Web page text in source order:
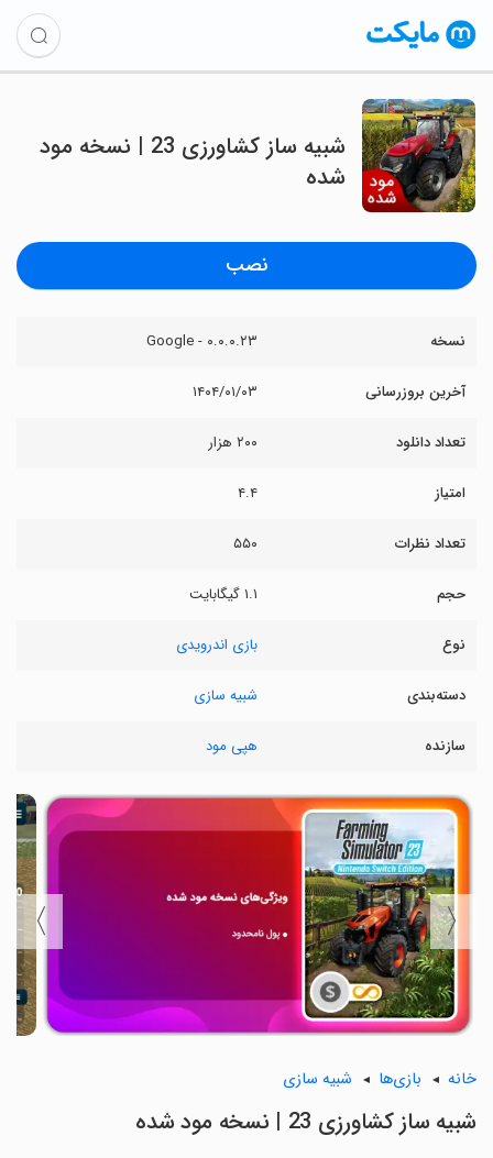
شبیه ساز کشاورزی 23 | نسخه مود
شده
نصب
نسخه ۰.۰.۰.۲۳ - Google
آخرین بروزرسانی ۱۴۰۴/۰۱/۰۳
تعداد دانلود ۲۰۰ هزار
امتیاز ۴.۴
تعداد نظرات ۵۵۰
حجم ۱.۱ گیگابایت
نوع بازی اندرویدی
دسته‌بندی شبیه سازی
سازنده هپی مود
〈
〉
خانه بازی‌ها شبیه سازی
شبیه ساز کشاورزی 23 | نسخه مود شده